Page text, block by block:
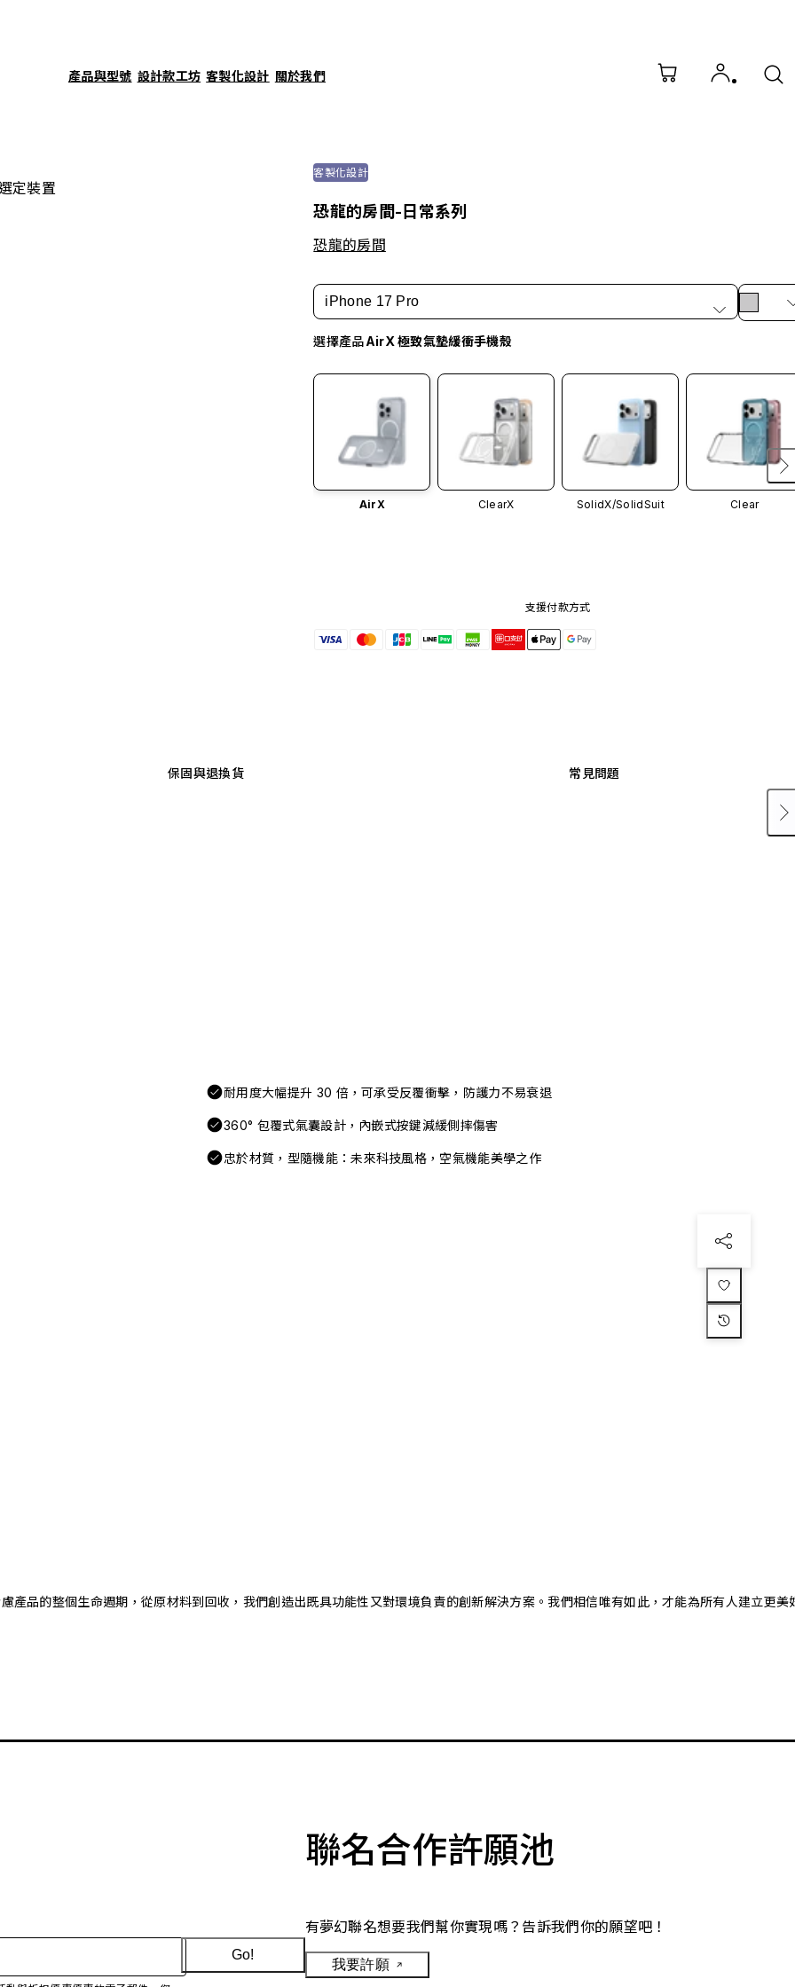
產品與型號 設計款工坊 客製化設計 關於我們
定裝置
客製化設計
恐龍的房間-日常系列
恐龍的房間
iPhone 17 Pro
選擇產品AirX 極致氣墊緩衝手機殼
AirX ClearX SolidX/SolidSuit Clear
支援付款方式
保固與退換貨 常見問題
耐用度大幅提升 30 倍，可承受反覆衝擊，防護力不易衰退
360° 包覆式氣囊設計，內嵌式按鍵減緩側摔傷害
忠於材質，型隨機能：未來科技風格，空氣機能美學之作
產品的整個生命週期，從原材料到回收，我們創造出既具功能性又對環境負責的創新解決方案。我們相信唯有如此，才能為所有人建立更美
Go!
聯名合作許願池
有夢幻聯名想要我們幫你實現嗎？告訴我們你的願望吧！
我要許願